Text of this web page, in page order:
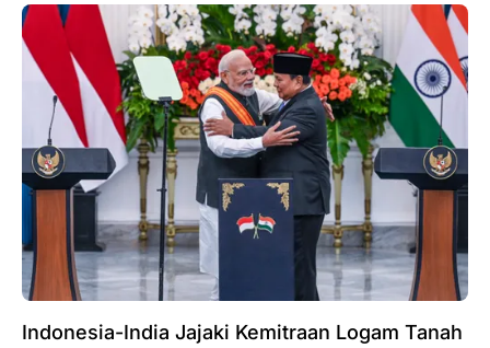
Indonesia-India Jajaki Kemitraan Logam Tanah